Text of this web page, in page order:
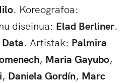
. Koreografoa:
diseinua: Elad Berliner.
. Artistak: Palmira
, Maria Gayubo,
, Daniela Gordín, Marc